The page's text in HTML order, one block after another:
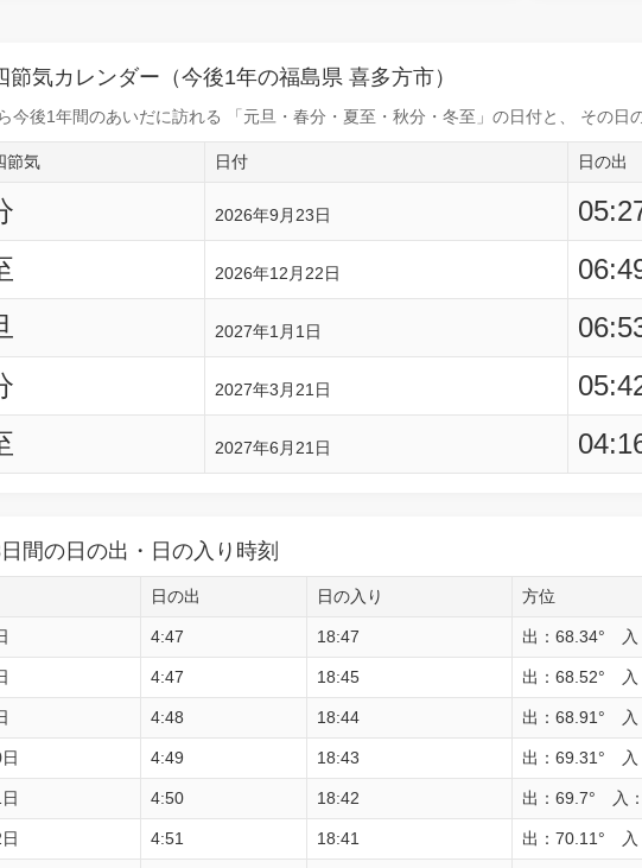
節気カレンダー（今後1年の福島県 喜多方市）
今後1年間のあいだに訪れる 「元旦・春分・夏至・秋分・冬至」の日付と、 その日
節気 日付 日の出
2026年9月23日
2026年12月22日
2027年1月1日
2027年3月21日
2027年6月21日
間の日の出・日の入り時刻
日の出 日の入り 方位
4:47 18:47 出：68.34° 入
4:47 18:45 出：68.52° 入
4:48 18:44 出：68.91° 入
4:49 18:43 出：69.31° 入
4:50 18:42 出：69.7° 入
4:51 18:41 出：70.11° 入